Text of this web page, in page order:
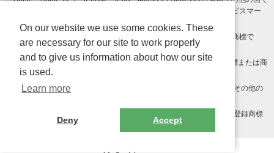
登録された Apple Inc. の商標です。App Store は Apple Inc. のサービスマー
クです。
Android、Google Play および Google Play ロゴ は Google LLC の商標で
す。
Windows は Microsoft Inc.の米国およびその他の国における登録商標または商
標です。
Adobe、Adobe Reader、Adobe PDF は、Adobe Inc.の米国およびその他の
その他、記載されている会社名、商品名、ロゴは各社の商標または登録商標
On our website we use some cookies. These
are necessary for our site to work properly
and to give us information about how our site
is used.
Learn more
Deny Accept